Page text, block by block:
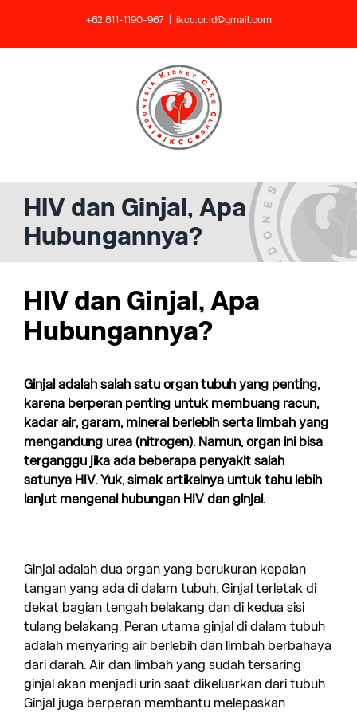
content
+62 811-1190-967 ikcc.or.id@gmail.com
HIV dan Ginjal, Apa
Hubungannya?
HIV dan Ginjal, Apa
Hubungannya?
Ginjal adalah salah satu organ tubuh yang penting,
karena berperan penting untuk membuang racun,
kadar air, garam, mineral berlebih serta limbah yang
mengandung urea (nitrogen). Namun, organ ini bisa
terganggu jika ada beberapa penyakit salah
satunya HIV. Yuk, simak artikelnya untuk tahu lebih
lanjut mengenai hubungan HIV dan ginjal.
Ginjal adalah dua organ yang berukuran kepalan
tangan yang ada di dalam tubuh. Ginjal terletak di
dekat bagian tengah belakang dan di kedua sisi
tulang belakang. Peran utama ginjal di dalam tubuh
adalah menyaring air berlebih dan limbah berbahaya
dari darah. Air dan limbah yang sudah tersaring
ginjal akan menjadi urin saat dikeluarkan dari tubuh.
Ginjal juga berperan membantu melepaskan